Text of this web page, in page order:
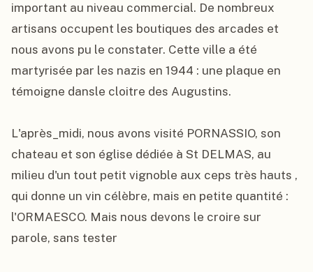
important au niveau commercial. De nombreux
artisans occupent les boutiques des arcades et
nous avons pu le constater. Cette ville a été
martyrisée par les nazis en 1944 : une plaque en
témoigne dansle cloitre des Augustins.
L'après_midi, nous avons visité PORNASSIO, son
chateau et son église dédiée à St DELMAS, au
milieu d'un tout petit vignoble aux ceps très hauts ,
qui donne un vin célèbre, mais en petite quantité :
l'ORMAESCO. Mais nous devons le croire sur
parole, sans tester